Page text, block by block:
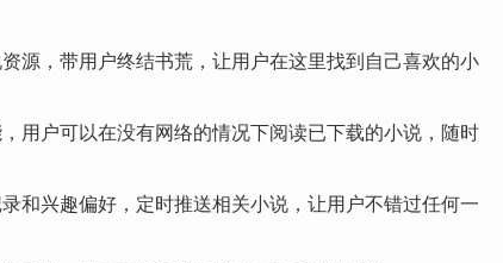
源，带用户终结书荒，让用户在这里找到自己喜欢的小
用户可以在没有网络的情况下阅读已下载的小说，随时
和兴趣偏好，定时推送相关小说，让用户不错过任何一